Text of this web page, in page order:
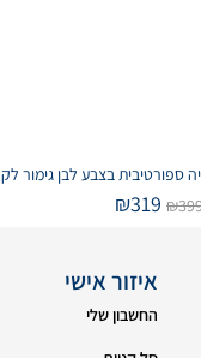
ספורטיבית בצבע לבן גימור לק
₪
₪319
איזור אישי
החשבון שלי